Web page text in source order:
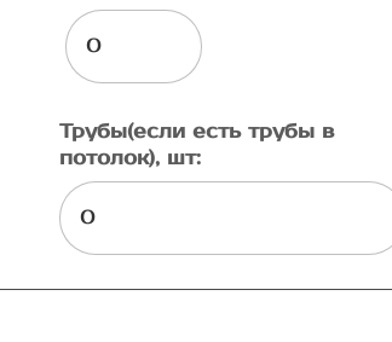
Трубы(если есть трубы в
потолок), шт: